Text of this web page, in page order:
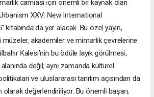
camiası için önemli bir kaynak olan
XXV: New International
kitabında da yer alacak. Bu özel yayın,
akademiler ve mimarlık çevrelerine
Kalesi’nin bu ödüle layık görülmesi,
değil; aynı zamanda kültürel
ve uluslararası tanıtım açısından da
olarak değerlendiriliyor. Bu önemli başarı,